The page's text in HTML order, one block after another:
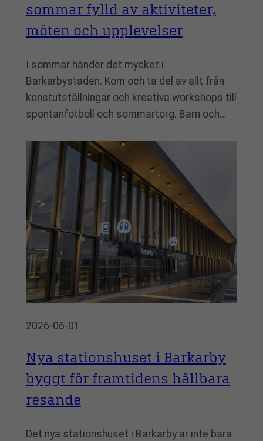
sommar fylld av aktiviteter,
möten och upplevelser
I sommar händer det mycket i
Barkarbystaden. Kom och ta del av allt från
konstutställningar och kreativa workshops till
spontanfotboll och sommartorg. Barn och…
2026-06-01
Nya stationshuset i Barkarby
byggt för framtidens hållbara
resande
Det nya stationshuset i Barkarby är inte bara